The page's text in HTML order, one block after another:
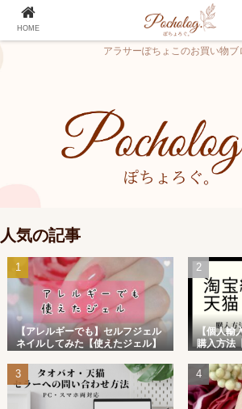
アラサーぽちょこのお買い物ブ
人気の記事
【アレルギーでも】セルフジェル
ネイルしてみた【使えたジェル】
【個人輸
購入方法
HOME